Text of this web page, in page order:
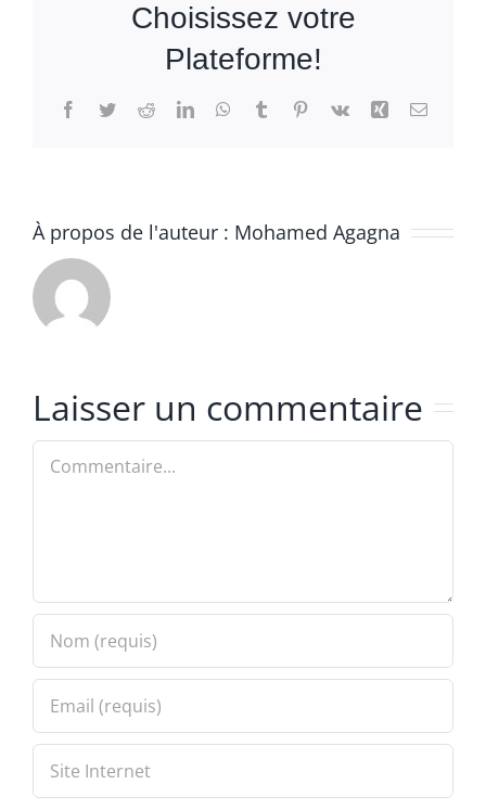
Choisissez votre
Plateforme!
Facebook
TwitterRedditLinkedInWhatsApp
TumblrPinterest
Vk Xing Email
À propos de l'auteur : Mohamed Agagna
Laisser un commentaire
Commentaire